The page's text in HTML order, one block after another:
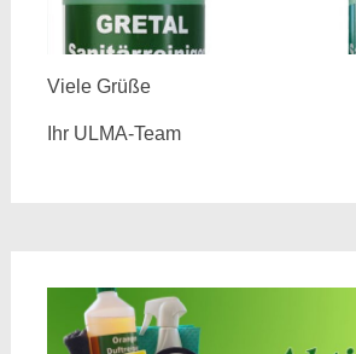
Viele Grüße
Ihr ULMA-Team